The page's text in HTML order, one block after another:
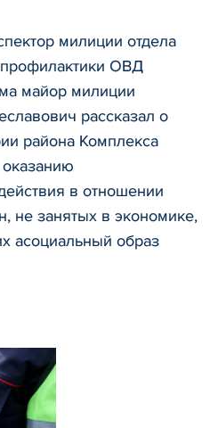
милиции отдела
ОВД
майор милиции
рассказал о
района Комплекса
в отношении
не занятых в экономике,
асоциальный образ